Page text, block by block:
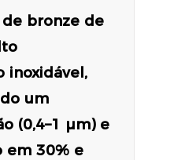
bronze de
inoxidável,
um
(0,4–1 μm) e
em 30% e